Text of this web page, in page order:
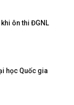
ôn thi ĐGNL
học Quốc gia